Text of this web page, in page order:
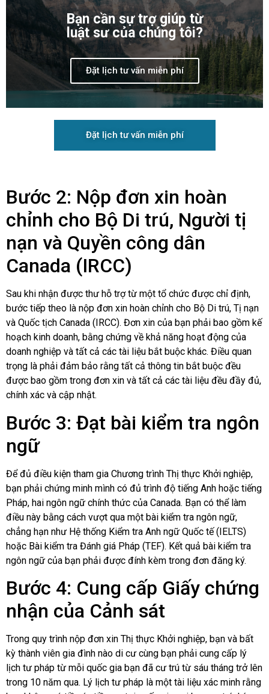
Bạn cần sự trợ giúp từ
luật sư của chúng tôi?
Đặt lịch tư vấn miễn phí
Đặt lịch tư vấn miễn phí
Bước 2: Nộp đơn xin hoàn
chỉnh cho Bộ Di trú, Người tị
nạn và Quyền công dân
Canada (IRCC)
Sau khi nhận được thư hỗ trợ từ một tổ chức được chỉ định,
bước tiếp theo là nộp đơn xin hoàn chỉnh cho Bộ Di trú, Tị nạn
và Quốc tịch Canada (IRCC). Đơn xin của bạn phải bao gồm kế
hoạch kinh doanh, bằng chứng về khả năng hoạt động của
doanh nghiệp và tất cả các tài liệu bắt buộc khác. Điều quan
trọng là phải đảm bảo rằng tất cả thông tin bắt buộc đều
được bao gồm trong đơn xin và tất cả các tài liệu đều đầy đủ,
chính xác và cập nhật.
Bước 3: Đạt bài kiểm tra ngôn
ngữ
Để đủ điều kiện tham gia Chương trình Thị thực Khởi nghiệp,
bạn phải chứng minh mình có đủ trình độ tiếng Anh hoặc tiếng
Pháp, hai ngôn ngữ chính thức của Canada. Bạn có thể làm
điều này bằng cách vượt qua một bài kiểm tra ngôn ngữ,
chẳng hạn như Hệ thống Kiểm tra Anh ngữ Quốc tế (IELTS)
hoặc Bài kiểm tra Đánh giá Pháp (TEF). Kết quả bài kiểm tra
ngôn ngữ của bạn phải được đính kèm trong đơn đăng ký.
Bước 4: Cung cấp Giấy chứng
nhận của Cảnh sát
Trong quy trình nộp đơn xin Thị thực Khởi nghiệp, bạn và bất
kỳ thành viên gia đình nào di cư cùng bạn phải cung cấp lý
lịch tư pháp từ mỗi quốc gia bạn đã cư trú từ sáu tháng trở lên
trong 10 năm qua. Lý lịch tư pháp là một tài liệu xác minh rằng